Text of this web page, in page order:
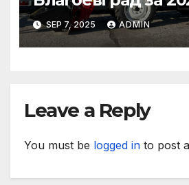
Стабилно
състояние, ръст
приходите и
социални проекти
SEP 7, 2025 ADMIN
Leave a Reply
You must be logged in to post